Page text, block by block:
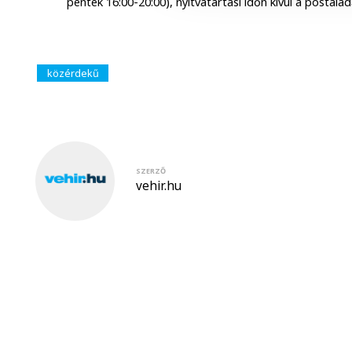
közérdekű
SZERZŐ
vehir.hu